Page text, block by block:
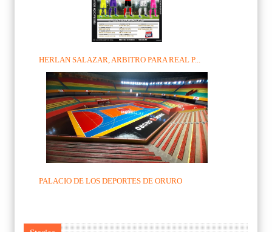
HERLAN SALAZAR, ARBITRO PARA REAL P...
PALACIO DE LOS DEPORTES DE ORURO